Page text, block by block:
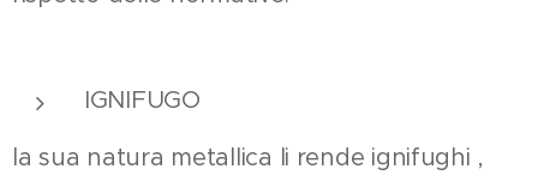
IGNIFUGO
la sua natura metallica li rende ignifughi ,